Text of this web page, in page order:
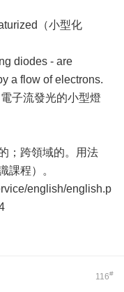
（小型化
diodes - are
a flow of electrons.
子流發光的小型燈
；跨領域的。用法
課程）。
english/english.p
116#